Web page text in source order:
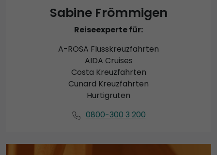
Sabine Frömmigen
Reiseexperte für:
A-ROSA Flusskreuzfahrten
AIDA Cruises
Costa Kreuzfahrten
Cunard Kreuzfahrten
Hurtigruten
0800-300 3 200